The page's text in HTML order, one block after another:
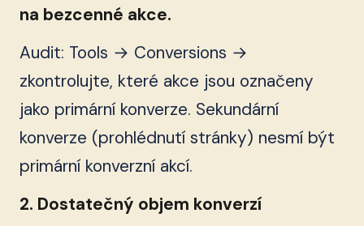
na bezcenné akce.
Audit: Tools → Conversions →
zkontrolujte, které akce jsou označeny
jako primární konverze. Sekundární
konverze (prohlédnutí stránky) nesmí být
primární konverzní akcí.
2. Dostatečný objem konverzí